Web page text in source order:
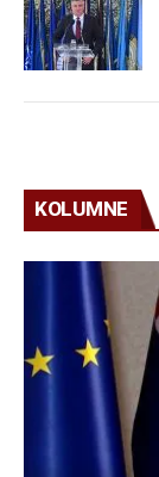
KOLUMNE